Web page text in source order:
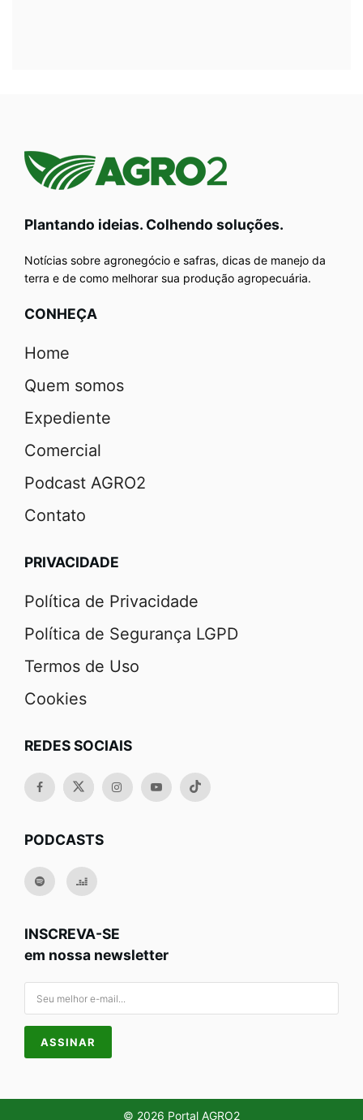
Plantando ideias. Colhendo soluções.
Notícias sobre agronegócio e safras, dicas de manejo da
terra e de como melhorar sua produção agropecuária.
CONHEÇA
Home
Quem somos
Expediente
Comercial
Podcast AGRO2
Contato
PRIVACIDADE
Política de Privacidade
Política de Segurança LGPD
Termos de Uso
Cookies
REDES SOCIAIS
PODCASTS
INSCREVA-SE
em nossa newsletter
© 2026 Portal AGRO2